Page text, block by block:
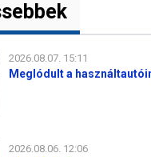
2026.08.07. 15:11
Meglódult a
2026.08.06. 12:06